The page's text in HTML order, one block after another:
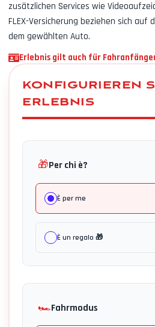
zusätzlichen Services wie
FLEX-Versicherung beziehen sich auf
dem gewählten Auto.
Erlebnis gilt auch für
KONFIGURIEREN
ERLEBNIS
🎁Per chi è?
È per me
È un regalo 🎁
🏎️Fahrmodus